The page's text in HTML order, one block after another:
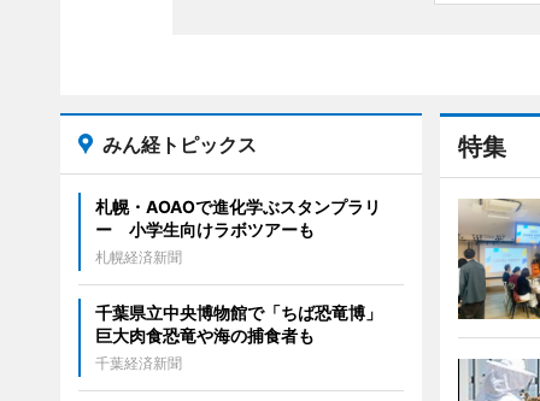
特集
みん経トピックス
札幌・AOAOで進化学ぶスタンプラリ
ー 小学生向けラボツアーも
札幌経済新聞
千葉県立中央博物館で「ちば恐竜博」
巨大肉食恐竜や海の捕食者も
千葉経済新聞